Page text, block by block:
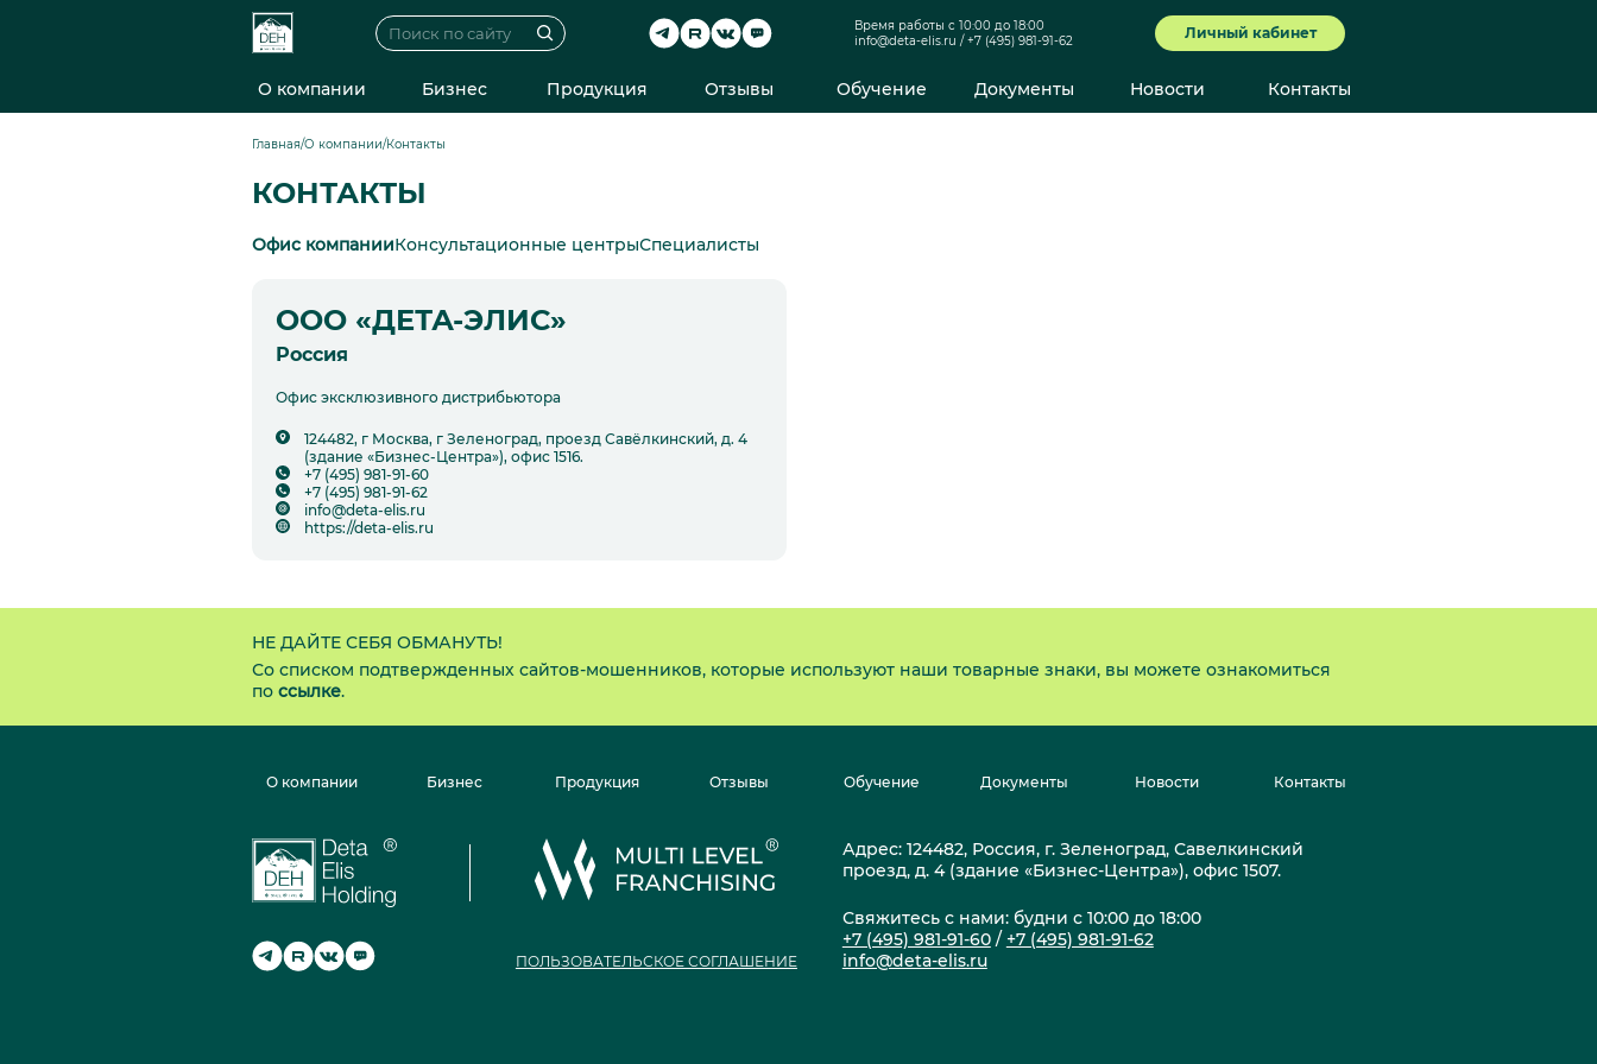
Время работы с 10:00 до 18:00
info@deta-elis.ru / +7 (495) 981-91-62 Личный кабинет
О компании Бизнес Продукция Отзывы Обучение Документы Новости Контакты
Главная/О компании/Контакты
КОНТАКТЫ
Офис компанииКонсультационные центрыСпециалисты
ООО «ДЕТА-ЭЛИС»
Россия
Офис эксклюзивного дистрибьютора
124482, г Москва, г Зеленоград, проезд Савёлкинский, д. 4
(здание «Бизнес-Центра»), офис 1516.
+7 (495) 981-91-60
+7 (495) 981-91-62
info@deta-elis.ru
https://deta-elis.ru
НЕ ДАЙТЕ СЕБЯ ОБМАНУТЬ!
Со списком подтвержденных сайтов-мошенников, которые используют наши товарные знаки, вы можете ознакомиться
по ссылке.
О компании Бизнес Продукция Отзывы Обучение Документы Новости Контакты
Адрес: 124482, Россия, г. Зеленоград, Савелкинский
проезд, д. 4 (здание «Бизнес-Центра»), офис 1507.
ПОЛЬЗОВАТЕЛЬСКОЕ СОГЛАШЕНИЕ
Свяжитесь с нами: будни с 10:00 до 18:00
+7 (495) 981-91-60/ +7 (495) 981-91-62
info@deta-elis.ru